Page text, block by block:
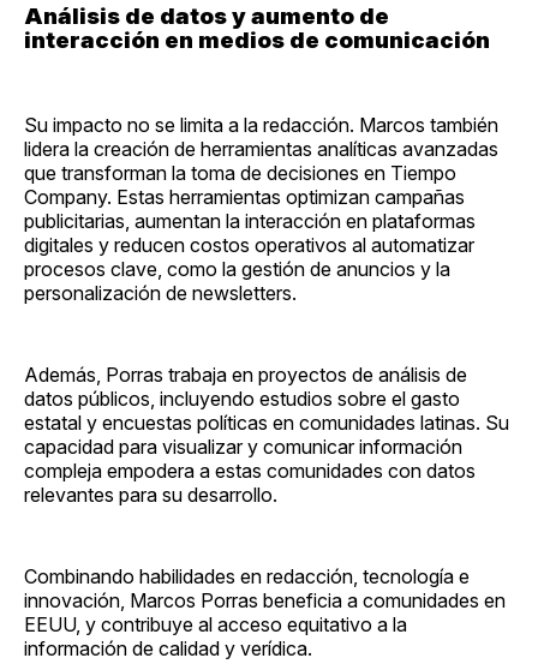
Análisis de datos y aumento de
interacción en medios de comunicación
Su impacto no se limita a la redacción. Marcos también
lidera la creación de herramientas analíticas avanzadas
que transforman la toma de decisiones en Tiempo
Company. Estas herramientas optimizan campañas
publicitarias, aumentan la interacción en plataformas
digitales y reducen costos operativos al automatizar
procesos clave, como la gestión de anuncios y la
personalización de newsletters.
Además, Porras trabaja en proyectos de análisis de
datos públicos, incluyendo estudios sobre el gasto
estatal y encuestas políticas en comunidades latinas. Su
capacidad para visualizar y comunicar información
compleja empodera a estas comunidades con datos
relevantes para su desarrollo.
Combinando habilidades en redacción, tecnología e
innovación, Marcos Porras beneficia a comunidades en
EEUU, y contribuye al acceso equitativo a la
información de calidad y verídica.